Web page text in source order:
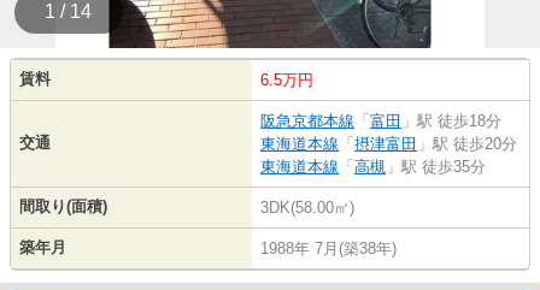
1 / 14
賃料 6.5万円
交通
阪急京都本線 「 富田 」駅 徒歩18分
東海道本線 「 摂津富田 」駅 徒歩20分
東海道本線 「 高槻 」駅 徒歩35分
間取り(面積) 3DK(58.00㎡)
築年月 1988年 7月(築38年)